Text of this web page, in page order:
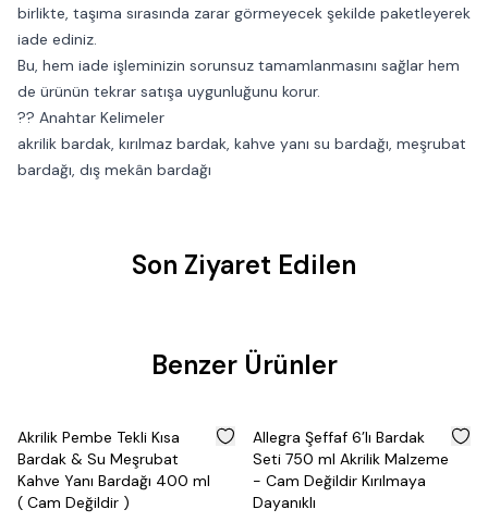
birlikte, taşıma sırasında zarar görmeyecek şekilde paketleyerek
iade ediniz.
Bu, hem iade işleminizin sorunsuz tamamlanmasını sağlar hem
de ürünün tekrar satışa uygunluğunu korur.
?? Anahtar Kelimeler
akrilik bardak, kırılmaz bardak, kahve yanı su bardağı, meşrubat
bardağı, dış mekân bardağı
Son Ziyaret Edilen
Benzer Ürünler
50
Akrilik Pembe Tekli Kısa
Bardak & Su Meşrubat
Kahve Yanı Bardağı 400 ml
( Cam Değildir )
50
Allegra Şeffaf 6’lı Bardak
Seti 750 ml Akrilik Malzeme
- Cam Değildir Kırılmaya
Dayanıklı